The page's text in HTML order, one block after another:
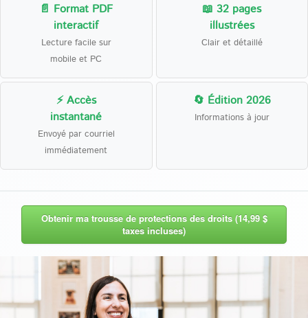
📄 Format PDF
interactif
Lecture facile sur
mobile et PC
📖 32 pages
illustrées
Clair et détaillé
⚡ Accès
instantané
Envoyé par courriel
immédiatement
🔄 Édition 2026
Informations à jour
Obtenir ma trousse de protections des droits (14,99 $
taxes incluses)